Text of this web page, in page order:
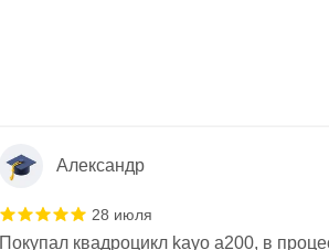
Александр
28 июля
Покупал квадроцикл kayo a200, в